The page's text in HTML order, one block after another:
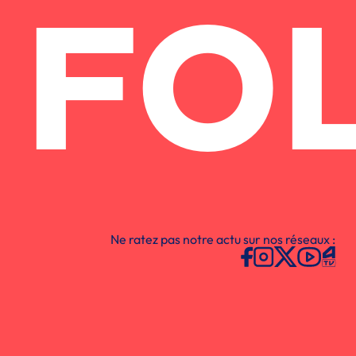
Ne ratez pas notre actu sur nos réseaux :